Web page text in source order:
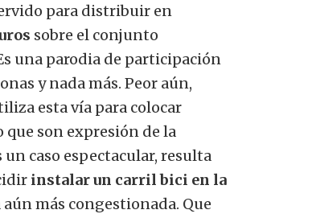
para distribuir en
sobre el conjunto
una parodia de participación
y nada más. Peor aún,
esta vía para colocar
son expresión de la
caso espectacular, resulta
instalar un carril bici en la
más congestionada. Que